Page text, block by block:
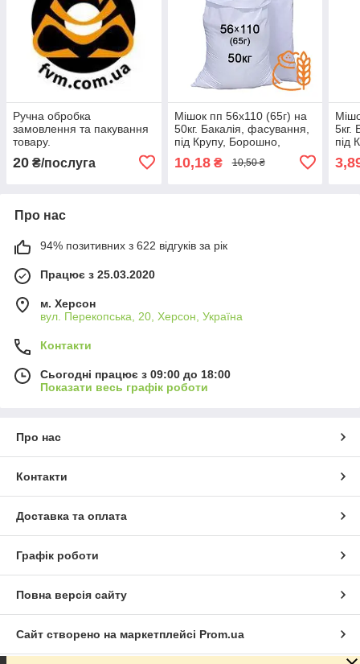
Ручна обробка
замовлення та пакування
товару.
20 ₴/послуга
Мішок пп 56x110 (65г) на
50кг. Бакалія, фасування,
під Крупу, Борошно,
поліпропіленовий,
10,18₴ 10,50 ₴
5кг.
під
Про нас
94% позитивних з 622 відгуків за рік
Працює з 25.03.2020
м. Херсон
вул. Перекопська, 20, Херсон, Україна
Контакти
Сьогодні працює з 09:00 до 18:00
Показати весь графік роботи
Про нас
Контакти
Доставка та оплата
Графік роботи
Повна версія сайту
Сайт створено на маркетплейсі Prom.ua